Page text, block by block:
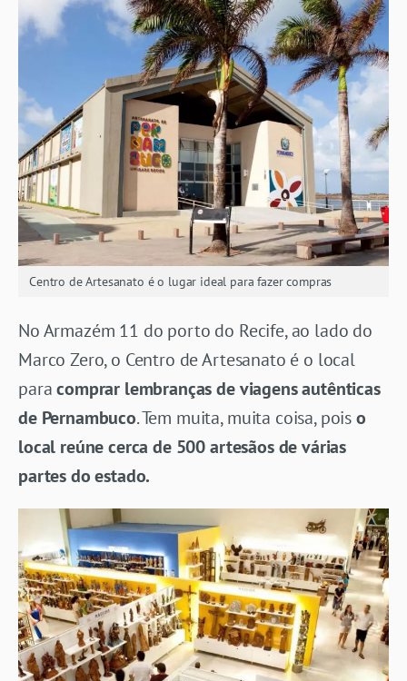
Centro de Artesanato é o lugar ideal para fazer compras
No Armazém 11 do porto do Recife, ao lado do
Marco Zero, o Centro de Artesanato é o local
paracomprar lembranças de viagens autênticas
de Pernambuco. Tem muita, muita coisa, poiso
local reúne cerca de 500 artesãos de várias
partes do estado.